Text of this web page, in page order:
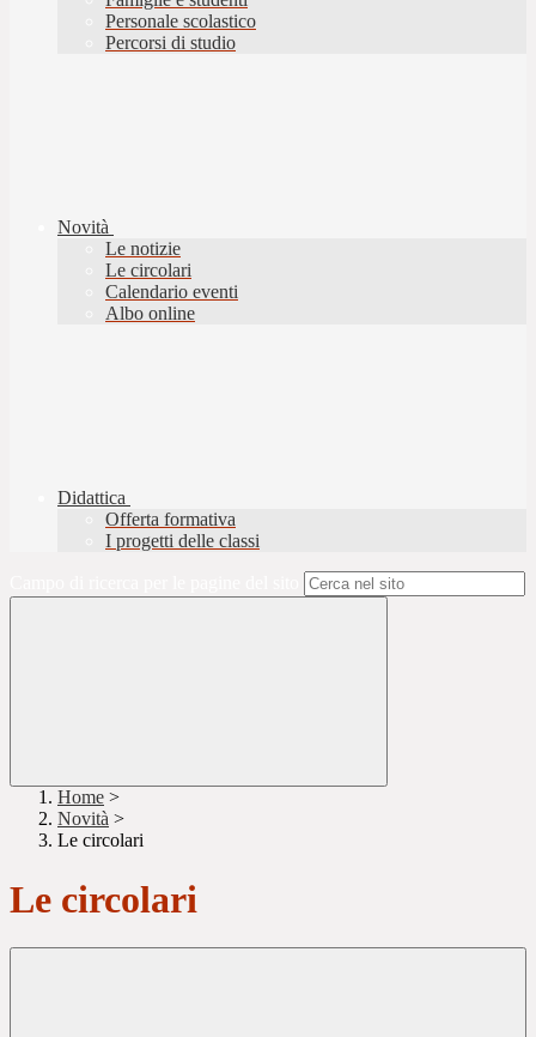
Personale scolastico
Percorsi di studio
Novità
Le notizie
Le circolari
Calendario eventi
Albo online
Didattica
Offerta formativa
I progetti delle classi
Home >
Novità >
Le circolari
Le circolari